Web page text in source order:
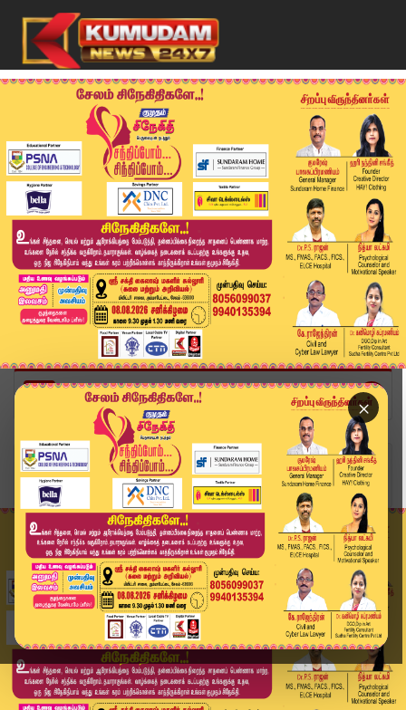
×
Home
வீடியோ ஸ்டோரி
9 மணி கலநிலவரம் என்ன..? வாக்குப்பதிவு எவ்வளவு.....